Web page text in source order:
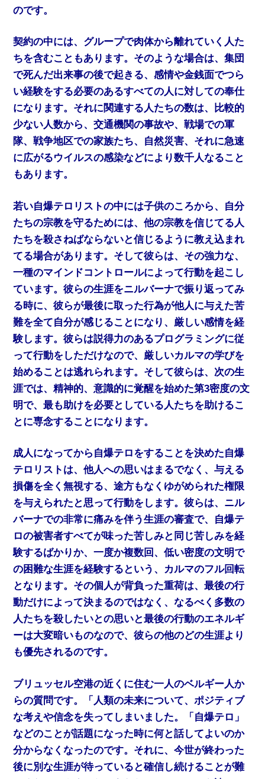
のです。
契約の中には、グループで肉体から離れていく人た
ちを含むこともあります。そのような場合は、集団
で死んだ出来事の後で起きる、感情や金銭面でつら
い経験をする必要のあるすべての人に対しての奉仕
になります。それに関連する人たちの数は、比較的
少ない人数から、交通機関の事故や、戦場での軍
隊、戦争地区での家族たち、自然災害、それに急速
に広がるウイルスの感染などにより数千人なること
もあります。
若い自爆テロリストの中には子供のころから、自分
たちの宗教を守るためには、他の宗教を信じてる人
たちを殺さねばならないと信じるように教え込まれ
てる場合があります。そして彼らは、その強力な、
一種のマインドコントロールによって行動を起こし
ています。彼らの生涯をニルバーナで振り返ってみ
る時に、彼らが最後に取った行為が他人に与えた苦
難を全て自分が感じることになり、厳しい感情を経
験します。彼らは説得力のあるプログラミングに従
って行動をしただけなので、厳しいカルマの学びを
始めることは逃れられます。そして彼らは、次の生
涯では、精神的、意識的に覚醒を始めた第3密度の文
明で、最も助けを必要としている人たちを助けるこ
とに専念することになります。
成人になってから自爆テロをすることを決めた自爆
テロリストは、他人への思いはまるでなく、与える
損傷を全く無視する、途方もなくゆがめられた権限
を与えられたと思って行動をします。彼らは、ニル
バーナでの非常に痛みを伴う生涯の審査で、自爆テ
ロの被害者すべてが味った苦しみと同じ苦しみを経
験するばかりか、一度か複数回、低い密度の文明で
の困難な生涯を経験するという、カルマのフル回転
となります。その個人が背負った重荷は、最後の行
動だけによって決まるのではなく、なるべく多数の
人たちを殺したいとの思いと最後の行動のエネルギ
ーは大変暗いものなので、彼らの他のどの生涯より
も優先されるのです。
ブリュッセル空港の近くに住む一人のベルギー人か
らの質問です。「人類の未来について、ポジティブ
な考えや信念を失ってしまいました。「自爆テロ」
などのことが話題になった時に何と話してよいのか
分からなくなったのです。それに、今世が終わった
後に別な生涯が待っていると確信し続けることが難